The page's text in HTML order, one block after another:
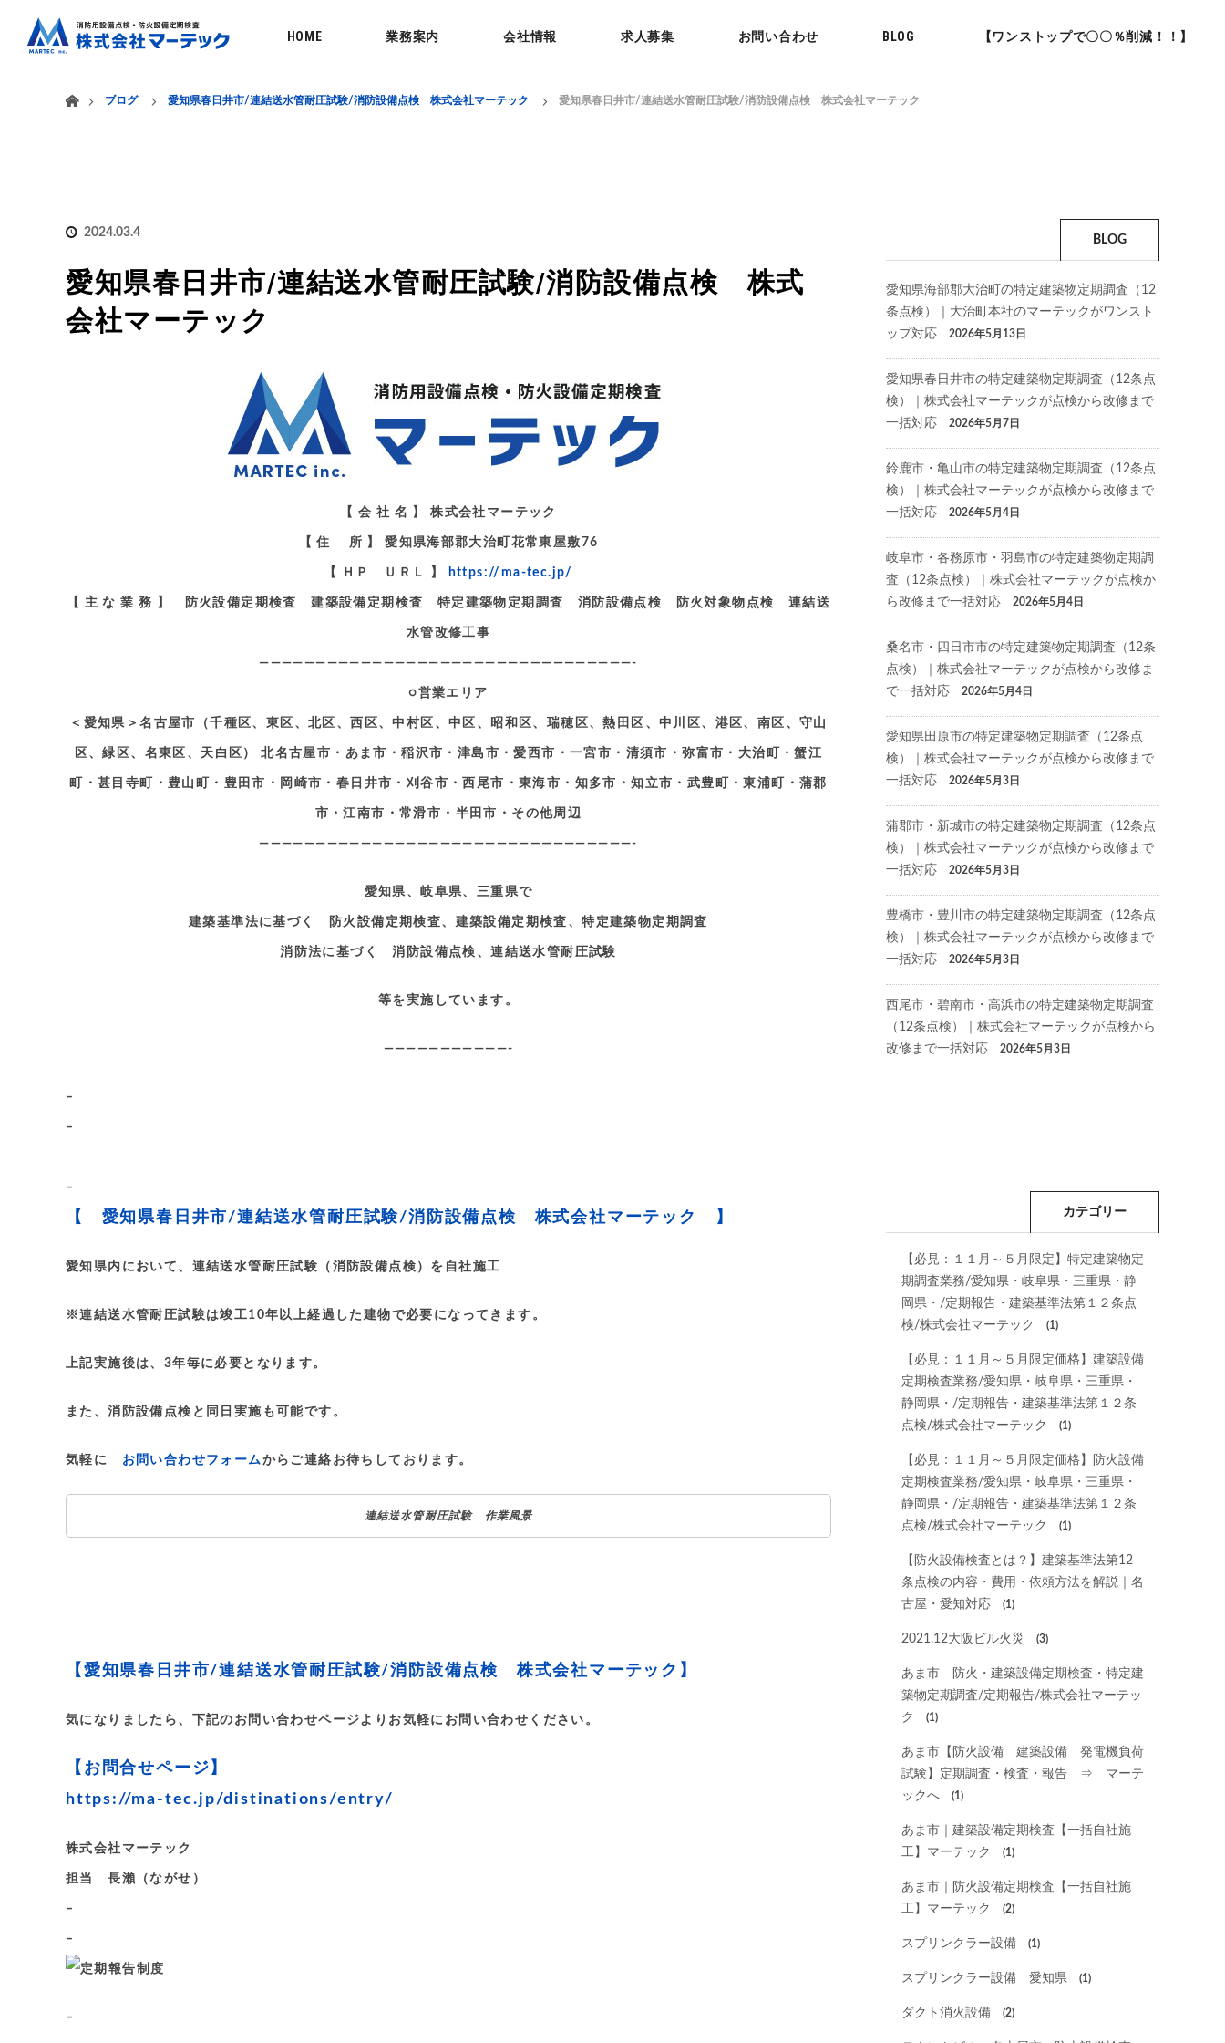
HOME 業務案内 会社情報 求人募集 お問い合わせ BLOG 【ワンストップで〇〇％削減！！】
ブログ
愛知県春日井市/連結送水管耐圧試験/消防設備点検 株式会社マーテック 愛知県春日井市/連結送水管耐圧試験/消防設備点検 株式会社マーテック
2024.03.4
愛知県春日井市/連結送水管耐圧試験/消防設備点検 株式
会社マーテック
【 会 社 名 】 株式会社マーテック
【 住 所 】 愛知県海部郡大治町花常東屋敷76
【 ＨＰ ＵＲＬ 】 https://ma-tec.jp/
【 主 な 業 務 】 防火設備定期検査 建築設備定期検査 特定建築物定期調査 消防設備点検 防火対象物点検 連結送
水管改修工事
—————————————————————————————————-
○営業エリア
＜愛知県＞名古屋市（千種区、東区、北区、西区、中村区、中区、昭和区、瑞穂区、熱田区、中川区、港区、南区、守山
区、緑区、名東区、天白区） 北名古屋市・あま市・稲沢市・津島市・愛西市・一宮市・清須市・弥富市・大治町・蟹江
町・甚目寺町・豊山町・豊田市・岡崎市・春日井市・刈谷市・西尾市・東海市・知多市・知立市・武豊町・東浦町・蒲郡
市・江南市・常滑市・半田市・その他周辺
—————————————————————————————————-
愛知県、岐阜県、三重県で
建築基準法に基づく 防火設備定期検査、建築設備定期検査、特定建築物定期調査
消防法に基づく 消防設備点検、連結送水管耐圧試験
等を実施しています。
———————————-
–
–
–
【 愛知県春日井市/連結送水管耐圧試験/消防設備点検 株式会社マーテック 】
愛知県内において、連結送水管耐圧試験（消防設備点検）を自社施工
※連結送水管耐圧試験は竣工10年以上経過した建物で必要になってきます。
上記実施後は、3年毎に必要となります。
また、消防設備点検と同日実施も可能です。
気軽に お問い合わせフォームからご連絡お待ちしております。
連結送水管耐圧試験 作業風景
【愛知県春日井市/連結送水管耐圧試験/消防設備点検 株式会社マーテック】
気になりましたら、下記のお問い合わせページよりお気軽にお問い合わせください。
【お問合せページ】
https://ma-tec.jp/distinations/entry/
株式会社マーテック
担当 長瀨（ながせ）
–
–
–
BLOG
愛知県海部郡大治町の特定建築物定期調査（12
条点検）｜大治町本社のマーテックがワンスト
ップ対応
2026年5月13日
愛知県春日井市の特定建築物定期調査（12条点
検）｜株式会社マーテックが点検から改修まで
一括対応
2026年5月7日
鈴鹿市・亀山市の特定建築物定期調査（12条点
検）｜株式会社マーテックが点検から改修まで
一括対応
2026年5月4日
岐阜市・各務原市・羽島市の特定建築物定期調
査（12条点検）｜株式会社マーテックが点検か
ら改修まで一括対応
2026年5月4日
桑名市・四日市市の特定建築物定期調査（12条
点検）｜株式会社マーテックが点検から改修ま
で一括対応
2026年5月4日
愛知県田原市の特定建築物定期調査（12条点
検）｜株式会社マーテックが点検から改修まで
一括対応
2026年5月3日
蒲郡市・新城市の特定建築物定期調査（12条点
検）｜株式会社マーテックが点検から改修まで
一括対応
2026年5月3日
豊橋市・豊川市の特定建築物定期調査（12条点
検）｜株式会社マーテックが点検から改修まで
一括対応
2026年5月3日
西尾市・碧南市・高浜市の特定建築物定期調査
（12条点検）｜株式会社マーテックが点検から
改修まで一括対応
2026年5月3日
カテゴリー
【必見：１１月～５月限定】特定建築物定
期調査業務/愛知県・岐阜県・三重県・静
岡県・/定期報告・建築基準法第１２条点
検/株式会社マーテック
(1)
【必見：１１月～５月限定価格】建築設備
定期検査業務/愛知県・岐阜県・三重県・
静岡県・/定期報告・建築基準法第１２条
点検/株式会社マーテック
(1)
【必見：１１月～５月限定価格】防火設備
定期検査業務/愛知県・岐阜県・三重県・
静岡県・/定期報告・建築基準法第１２条
点検/株式会社マーテック
(1)
【防火設備検査とは？】建築基準法第12
条点検の内容・費用・依頼方法を解説｜名
古屋・愛知対応
(1)
2021.12大阪ビル火災 (3)
あま市 防火・建築設備定期検査・特定建
築物定期調査/定期報告/株式会社マーテッ
ク
(1)
あま市【防火設備 建築設備 発電機負荷
試験】定期調査・検査・報告 ⇒ マーテ
ックへ
(1)
あま市｜建築設備定期検査【一括自社施
工】マーテック
(1)
あま市｜防火設備定期検査【一括自社施
工】マーテック
(2)
スプリンクラー設備 (1)
スプリンクラー設備 愛知県 (1)
ダクト消火設備 (2)